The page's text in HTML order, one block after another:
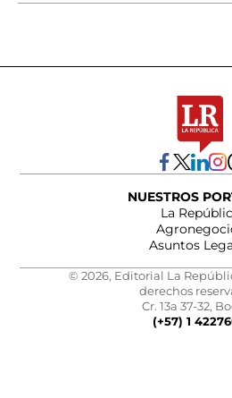
NUESTROS
La
Asuntos
© 2026, Editorial La
derechos
Cr. 13a 37-32,
(+57) 1